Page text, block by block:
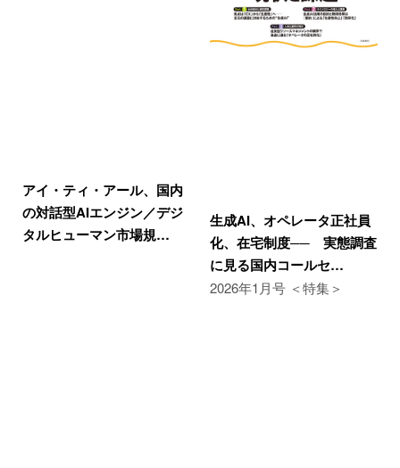
アイ・ティ・アール、国内
の対話型AIエンジン／デジ
タルヒューマン市場規…
生成AI、オペレータ正社員
化、在宅制度── 実態調査
に見る国内コールセ…
2026年1月号 ＜特集＞